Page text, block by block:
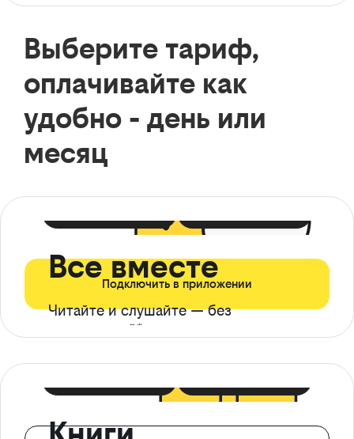
Выберите тариф,
оплачивайте как
удобно - день или
месяц
Все вместе
Читайте и слушайте — без
ограничений*
Подключить в приложении